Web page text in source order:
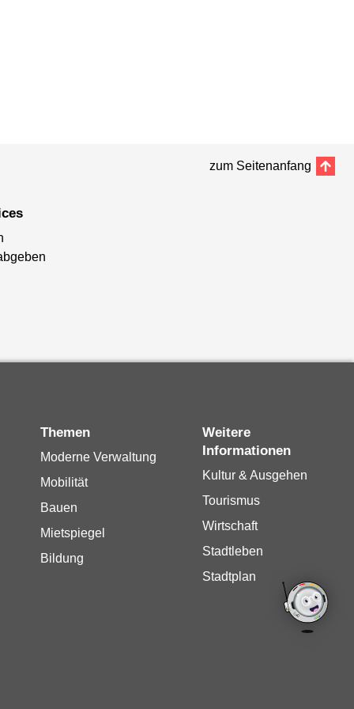
zum Seitenanfang
Themen
Moderne Verwaltung
Mobilität
Bauen
Mietspiegel
Bildung
Weitere
Informationen
Kultur & Ausgehen
Tourismus
Wirtschaft
Stadtleben
Stadtplan